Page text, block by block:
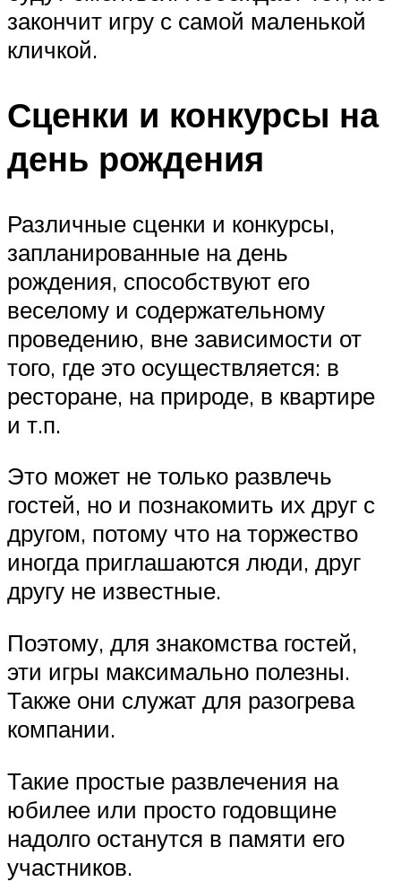
закончит игру с самой маленькой
кличкой.
Сценки и конкурсы на
день рождения
Различные сценки и конкурсы,
запланированные на день
рождения, способствуют его
веселому и содержательному
проведению, вне зависимости от
того, где это осуществляется: в
ресторане, на природе, в квартире
и т.п.
Это может не только развлечь
гостей, но и познакомить их друг с
другом, потому что на торжество
иногда приглашаются люди, друг
другу не известные.
Поэтому, для знакомства гостей,
эти игры максимально полезны.
Также они служат для разогрева
компании.
Такие простые развлечения на
юбилее или просто годовщине
надолго останутся в памяти его
участников.